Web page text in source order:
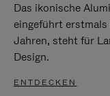
Das ikonische
eingeführt erstmals
Jahren, steht für
Design.
ENTDECKEN